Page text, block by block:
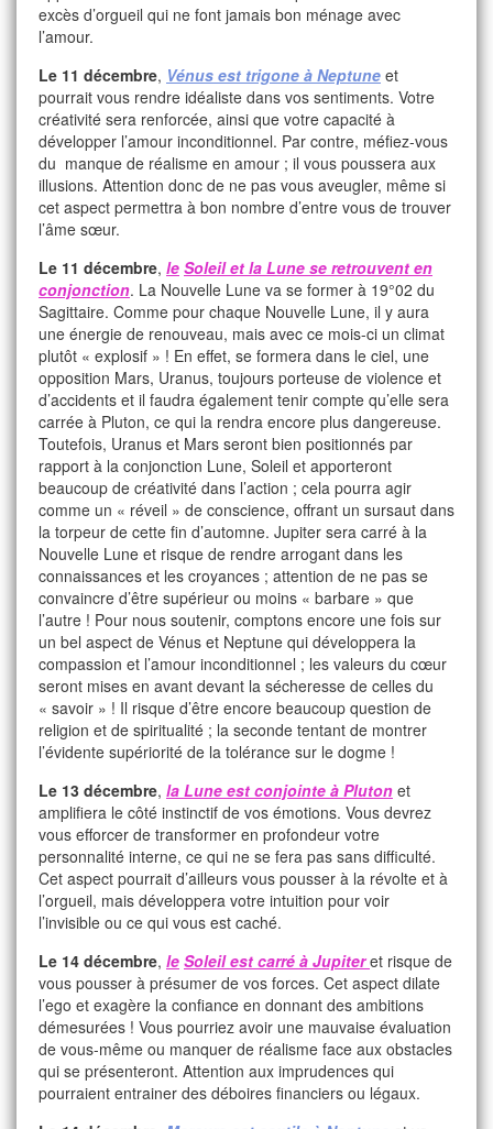
excès d’orgueil qui ne font jamais bon ménage avec
l’amour.
Le 11 décembre, Vénus est trigone à Neptune et
pourrait vous rendre idéaliste dans vos sentiments. Votre
créativité sera renforcée, ainsi que votre capacité à
développer l’amour inconditionnel. Par contre, méfiez-vous
du manque de réalisme en amour ; il vous poussera aux
illusions. Attention donc de ne pas vous aveugler, même si
cet aspect permettra à bon nombre d’entre vous de trouver
l’âme sœur.
Le 11 décembre, le Soleil et la Lune se retrouvent en
conjonction. La Nouvelle Lune va se former à 19°02 du
Sagittaire. Comme pour chaque Nouvelle Lune, il y aura
une énergie de renouveau, mais avec ce mois-ci un climat
plutôt « explosif » ! En effet, se formera dans le ciel, une
opposition Mars, Uranus, toujours porteuse de violence et
d’accidents et il faudra également tenir compte qu’elle sera
carrée à Pluton, ce qui la rendra encore plus dangereuse.
Toutefois, Uranus et Mars seront bien positionnés par
rapport à la conjonction Lune, Soleil et apporteront
beaucoup de créativité dans l’action ; cela pourra agir
comme un « réveil » de conscience, offrant un sursaut dans
la torpeur de cette fin d’automne. Jupiter sera carré à la
Nouvelle Lune et risque de rendre arrogant dans les
connaissances et les croyances ; attention de ne pas se
convaincre d’être supérieur ou moins « barbare » que
l’autre ! Pour nous soutenir, comptons encore une fois sur
un bel aspect de Vénus et Neptune qui développera la
compassion et l’amour inconditionnel ; les valeurs du cœur
seront mises en avant devant la sécheresse de celles du
« savoir » ! Il risque d’être encore beaucoup question de
religion et de spiritualité ; la seconde tentant de montrer
l’évidente supériorité de la tolérance sur le dogme !
Le 13 décembre, la Lune est conjointe à Pluton et
amplifiera le côté instinctif de vos émotions. Vous devrez
vous efforcer de transformer en profondeur votre
personnalité interne, ce qui ne se fera pas sans difficulté.
Cet aspect pourrait d’ailleurs vous pousser à la révolte et à
l’orgueil, mais développera votre intuition pour voir
l’invisible ou ce qui vous est caché.
Le 14 décembre, le Soleil est carré à Jupiteret risque de
vous pousser à présumer de vos forces. Cet aspect dilate
l’ego et exagère la confiance en donnant des ambitions
démesurées ! Vous pourriez avoir une mauvaise évaluation
de vous-même ou manquer de réalisme face aux obstacles
qui se présenteront. Attention aux imprudences qui
pourraient entrainer des déboires financiers ou légaux.